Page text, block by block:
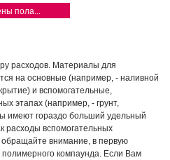
пола...
расходов. Материалы для
на основные (например, - наливной
и вспомогательные,
этапах (например, - грунт,
имеют гораздо больший удельный
расходы вспомогательных
внимание, в первую
полимерного компаунда. Если Вам